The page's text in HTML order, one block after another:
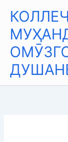
content